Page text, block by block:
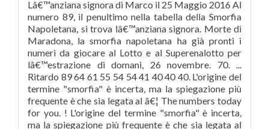
Lâ€™anziana signora di Marco il 25 Maggio 2016 Al
numero 89, il penultimo nella tabella della Smorfia
Napoletana, si trova lâ€™anziana signora. Morte di
Maradona, la smorfia napoletana ha già pronti i
numeri da giocare al Lotto e al Superenalotto per
lâ€™estrazione di domani, 26 novembre. 70. ...
Ritardo 89 64 61 55 54 54 41 40 40 40. L'origine del
termine "smorfia" è incerta, ma la spiegazione più
frequente è che sia legata al â€¦ The numbers today
for you. ! L'origine del termine "smorfia" è incerta,
ma la spiegazione più frequente è che sia legata al